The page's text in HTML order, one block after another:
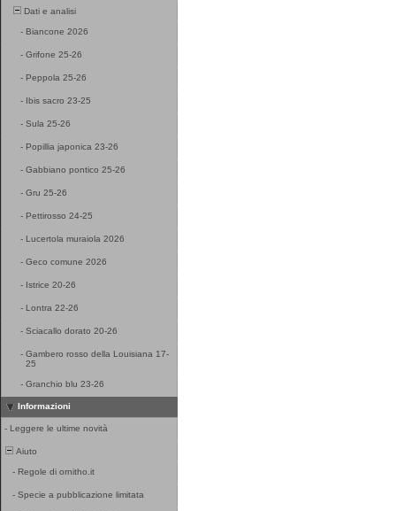
Dati e analisi
- Biancone 2026
- Grifone 25-26
- Peppola 25-26
- Ibis sacro 23-25
- Sula 25-26
- Popillia japonica 23-26
- Gabbiano pontico 25-26
- Gru 25-26
- Pettirosso 24-25
- Lucertola muraiola 2026
- Geco comune 2026
- Istrice 20-26
- Lontra 22-26
- Sciacallo dorato 20-26
- Gambero rosso della Louisiana 17-
25
- Granchio blu 23-26
Informazioni
- Leggere le ultime novità
Aiuto
- Regole di ornitho.it
- Specie a pubblicazione limitata